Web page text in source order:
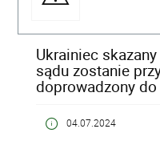
Ukrainiec
sądu zostanie
doprowadzony
04.07.2024